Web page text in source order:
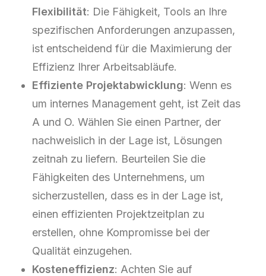
Flexibilität: Die Fähigkeit, Tools an Ihre
spezifischen Anforderungen anzupassen,
ist entscheidend für die Maximierung der
Effizienz Ihrer Arbeitsabläufe.
Effiziente Projektabwicklung: Wenn es
um internes Management geht, ist Zeit das
A und O. Wählen Sie einen Partner, der
nachweislich in der Lage ist, Lösungen
zeitnah zu liefern. Beurteilen Sie die
Fähigkeiten des Unternehmens, um
sicherzustellen, dass es in der Lage ist,
einen effizienten Projektzeitplan zu
erstellen, ohne Kompromisse bei der
Qualität einzugehen.
Kosteneffizienz: Achten Sie auf